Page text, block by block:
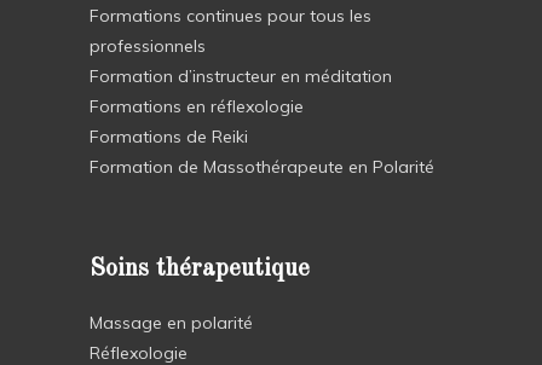
Formations continues pour tous les
professionnels
Formation d’instructeur en méditation
Formations en réflexologie
Formations de Reiki
Formation de Massothérapeute en Polarité
Soins thérapeutique
Massage en polarité
Réflexologie